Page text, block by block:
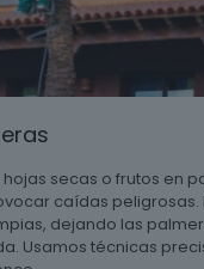
secas o frutos en
caídas peligrosas.
dejando las
Usamos técnicas